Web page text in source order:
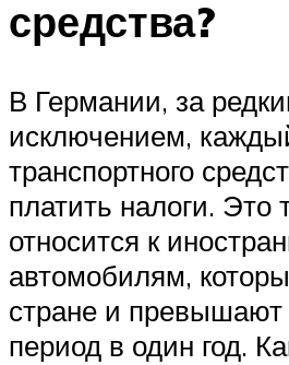
средства?
В Германии, за
исключением,
транспортного
платить налоги. Это
относится к
автомобилям,
стране и превышают
период в один год.